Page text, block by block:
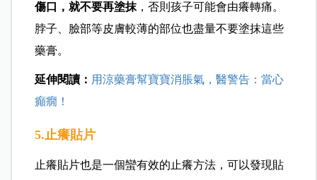
傷口，就不要再塗抹 ，否則孩子可能會由癢轉痛。
脖子、臉部等皮膚較薄的部位也盡量不要塗抹這些
藥膏。
延伸閱讀： 用涼藥膏幫寶寶消脹氣，醫警告：當心
癲癇！
5.止癢貼片
止癢貼片也是一個蠻有效的止癢方法，可以發現貼